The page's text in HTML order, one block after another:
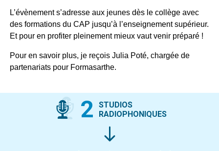
L’évènement s’adresse aux jeunes dès le collège avec
des formations du CAP jusqu’à l’enseignement supérieur.
Et pour en profiter pleinement mieux vaut venir préparé !
Pour en savoir plus, je reçois Julia Poté, chargée de
partenariats pour Formasarthe.
2
STUDIOS
RADIOPHONIQUES